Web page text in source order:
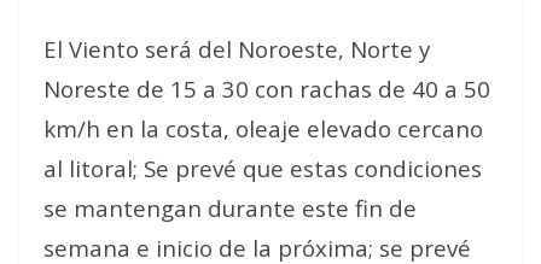
El Viento será del Noroeste, Norte y
Noreste de 15 a 30 con rachas de 40 a 50
km/h en la costa, oleaje elevado cercano
al litoral; Se prevé que estas condiciones
se mantengan durante este fin de
semana e inicio de la próxima; se prevé